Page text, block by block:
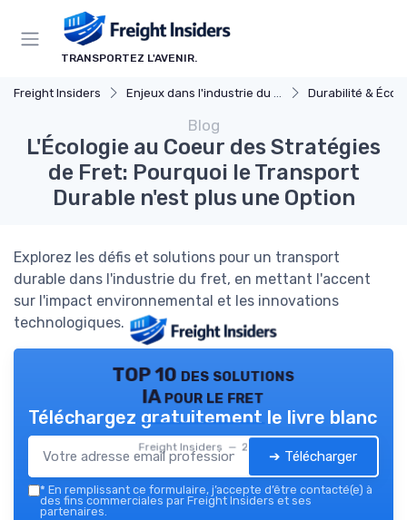
TRANSPORTEZ L'AVENIR.
Freight Insiders Enjeux dans l'industrie du fret Durabilité &
Blog
L'Écologie au Coeur des Stratégies
de Fret: Pourquoi le Transport
Durable n'est plus une Option
Explorez les défis et solutions pour un transport
durable dans l'industrie du fret, en mettant l'accent
sur l'impact environnemental et les innovations
technologiques.
TOP 10 des solutions
IA pour le fret
Freight Insiders — 2026
Téléchargez gratuitement le livre blanc
➔ Télécharger
* En remplissant ce formulaire, j’accepte d’être contacté(e) à
des fins commerciales par Freight Insiders et ses
partenaires.
Panneau de gestion des cookies